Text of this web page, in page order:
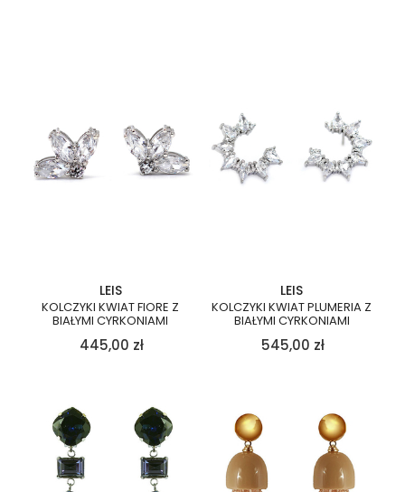
LEIS
KOLCZYKI KWIAT FIORE Z
BIAŁYMI CYRKONIAMI
445,00 zł
LEIS
KOLCZYKI KWIAT PLUMERIA Z
BIAŁYMI CYRKONIAMI
545,00 zł